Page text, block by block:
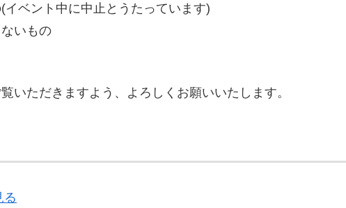
イベント中に中止とうたっています)
いもの
いただきますよう、よろしくお願いいたします。
る